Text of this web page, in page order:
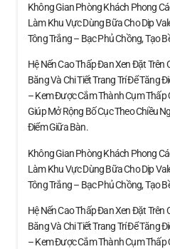
Không Gian Phòng Khách Phong
Làm Khu Vực Dùng Bữa Cho Dịp
Tông Trắng – Bạc Phủ Chồng, Tạo
Hệ Nến Cao Thấp Đan Xen Đặt Trên
Băng Và Chi Tiết Trang Trí Để Tăng
– Kem Được Cắm Thành Cụm Thấp
Giúp Mở Rộng Bố Cục Theo Chiều
Điểm Giữa Bàn.
Không Gian Phòng Khách Phong
Làm Khu Vực Dùng Bữa Cho Dịp
Tông Trắng – Bạc Phủ Chồng, Tạo
Hệ Nến Cao Thấp Đan Xen Đặt Trên
Băng Và Chi Tiết Trang Trí Để Tăng
– Kem Được Cắm Thành Cụm Thấp